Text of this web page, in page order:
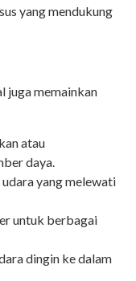
yang mendukung
juga memainkan
atau
daya.
yang melewati
untuk berbagai
dingin ke dalam